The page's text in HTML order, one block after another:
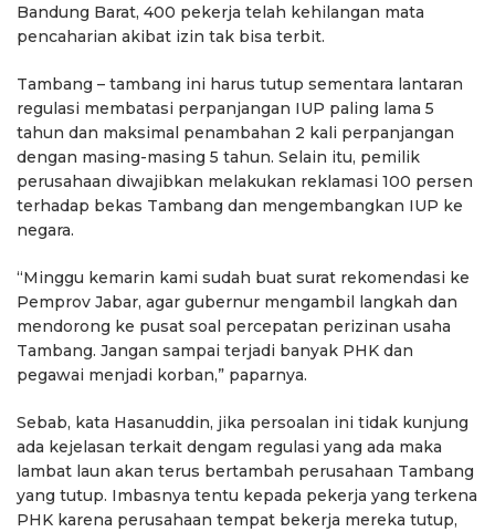
Bandung Barat, 400 pekerja telah kehilangan mata
pencaharian akibat izin tak bisa terbit.
Tambang – tambang ini harus tutup sementara lantaran
regulasi membatasi perpanjangan IUP paling lama 5
tahun dan maksimal penambahan 2 kali perpanjangan
dengan masing-masing 5 tahun. Selain itu, pemilik
perusahaan diwajibkan melakukan reklamasi 100 persen
terhadap bekas Tambang dan mengembangkan IUP ke
negara.
“Minggu kemarin kami sudah buat surat rekomendasi ke
Pemprov Jabar, agar gubernur mengambil langkah dan
mendorong ke pusat soal percepatan perizinan usaha
Tambang. Jangan sampai terjadi banyak PHK dan
pegawai menjadi korban,” paparnya.
Sebab, kata Hasanuddin, jika persoalan ini tidak kunjung
ada kejelasan terkait dengam regulasi yang ada maka
lambat laun akan terus bertambah perusahaan Tambang
yang tutup. Imbasnya tentu kepada pekerja yang terkena
PHK karena perusahaan tempat bekerja mereka tutup,